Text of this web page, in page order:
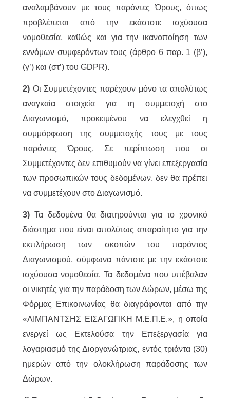
αναλαμβάνουν με τους παρόντες Όρους, όπως
προβλέπεται από την εκάστοτε ισχύουσα
νομοθεσία, καθώς και για την ικανοποίηση των
εννόμων συμφερόντων τους (άρθρο 6 παρ. 1 (β’),
(γ’) και (στ’) του GDPR).
2) Οι Συμμετέχοντες παρέχουν μόνο τα απολύτως
αναγκαία στοιχεία για τη συμμετοχή στο
Διαγωνισμό, προκειμένου να ελεγχθεί η
συμμόρφωση της συμμετοχής τους με τους
παρόντες Όρους. Σε περίπτωση που οι
Συμμετέχοντες δεν επιθυμούν να γίνει επεξεργασία
των προσωπικών τους δεδομένων, δεν θα πρέπει
να συμμετέχουν στο Διαγωνισμό.
3) Τα δεδομένα θα διατηρούνται για το χρονικό
διάστημα που είναι απολύτως απαραίτητο για την
εκπλήρωση των σκοπών του παρόντος
Διαγωνισμού, σύμφωνα πάντοτε με την εκάστοτε
ισχύουσα νομοθεσία. Τα δεδομένα που υπέβαλαν
οι νικητές για την παράδοση των Δώρων, μέσω της
Φόρμας Επικοινωνίας θα διαγράφονται από την
«ΛΙΜΠΑΝΤΣΗΣ ΕΙΣΑΓΩΓΙΚΗ Μ.Ε.Π.Ε.», η οποία
ενεργεί ως Εκτελούσα την Επεξεργασία για
λογαριασμό της Διοργανώτριας, εντός τριάντα (30)
ημερών από την ολοκλήρωση παράδοσης των
Δώρων.